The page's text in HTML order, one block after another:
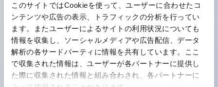
このサイトではCookieを使って、ユーザーに合わせたコ
ンテンツや広告の表示、トラフィックの分析を行ってい
ます。またユーザーによるサイトの利用状況についても
情報を収集し、ソーシャルメディアや広告配信、データ
解析の各サードパーティに情報を共有しています。ここ
で収集された情報は、ユーザーが各パートナーに提供し
た際に収集された情報と組み合わされ、各パートナーに
チも完備。
ワールドワイドなニーズに対応する各種電圧を完備。
1つで6色の役をこなすLED球（LSRD球）。これまで色
ごとに分かれていたLED球を、1色のLED球で各色を表
現できるようにしました。